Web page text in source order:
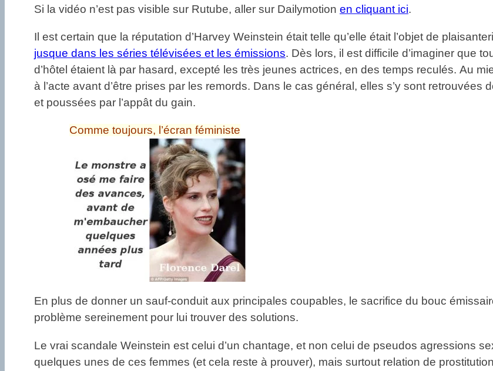
Si la vidéo n’est pas visible sur Rutube, aller sur Dailymotion en cliquant ici.
Il est certain que la réputation d’Harvey Weinstein était telle qu’elle était l’objet de
jusque dans les séries télévisées et les émissions. Dès lors, il est difficile d’imaginer que
d’hôtel étaient là par hasard, excepté les très jeunes actrices, en des temps reculés. Au
à l’acte avant d’être prises par les remords. Dans le cas général, elles s’y sont
et poussées par l’appât du gain.
Comme toujours, l’écran féministe
En plus de donner un sauf-conduit aux principales coupables, le sacrifice du bouc
problème sereinement pour lui trouver des solutions.
Le vrai scandale Weinstein est celui d’un chantage, et non celui de pseudos agressions
quelques unes de ces femmes (et cela reste à prouver), mais surtout relation de